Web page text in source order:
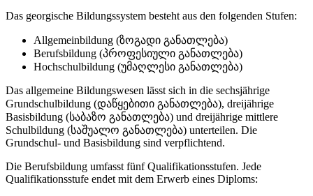
Das georgische Bildungssystem besteht aus den folgenden Stufen:
Allgemeinbildung (ზოგადი განათლება)
Berufsbildung (პროფესიული განათლება)
Hochschulbildung (უმაღლესი განათლება)
Das allgemeine Bildungswesen lässt sich in die sechsjährige
Grundschulbildung (დაწყებითი განათლება), dreijährige
Basisbildung (საბაზო განათლება) und dreijährige mittlere
Schulbildung (საშუალო განათლება) unterteilen. Die
Grundschul- und Basisbildung sind verpflichtend.
Die Berufsbildung umfasst fünf Qualifikationsstufen. Jede
Qualifikationsstufe endet mit dem Erwerb eines Diploms: